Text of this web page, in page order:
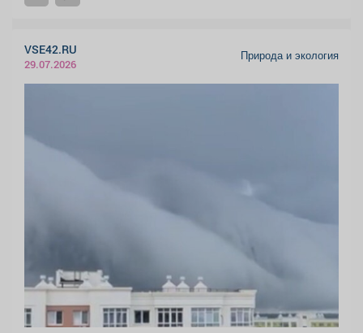
VSE42.RU
29.07.2026
Природа и экология